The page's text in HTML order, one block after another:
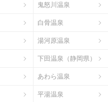
鬼怒川温泉
白骨温泉
湯河原温泉
下田温泉（静岡県）
あわら温泉
平湯温泉